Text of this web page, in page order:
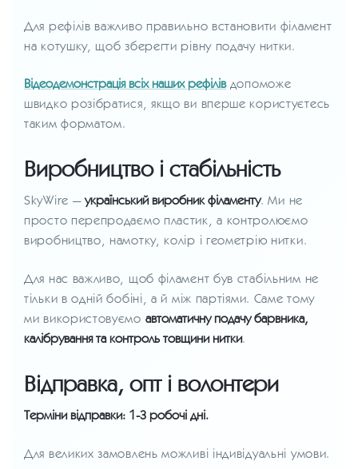
Для рефілів важливо правильно встановити філамент
на котушку, щоб зберегти рівну подачу нитки.
Відеодемонстрація всіх наших рефілівдопоможе
швидко розібратися, якщо ви вперше користуєтесь
таким форматом.
Виробництво і стабільність
SkyWire —український виробник філаменту. Ми не
просто перепродаємо пластик, а контролюємо
виробництво, намотку, колір і геометрію нитки.
Для нас важливо, щоб філамент був стабільним не
тільки в одній бобіні, а й між партіями. Саме тому
ми використовуємо автоматичну подачу барвника,
калібрування та контроль товщини нитки.
Відправка, опт і волонтери
Терміни відправки: 1-3 робочі дні.
Для великих замовлень можливі індивідуальні умови.